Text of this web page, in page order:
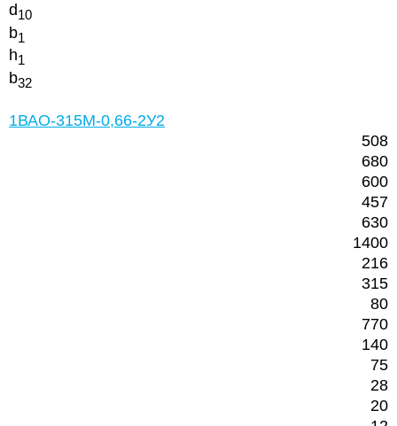
d10
b1
h1
b32
1ВАО-315М-0,66-2У2
508
680
600
457
630
1400
216
315
80
770
140
75
28
20